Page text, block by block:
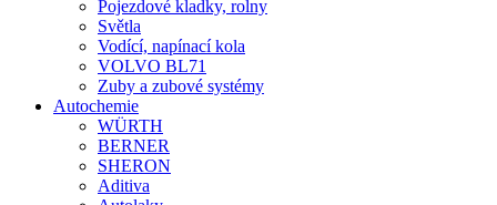
Pojezdové kladky, rolny
Světla
Vodící, napínací kola
VOLVO BL71
Zuby a zubové systémy
Autochemie
WÜRTH
BERNER
SHERON
Aditiva